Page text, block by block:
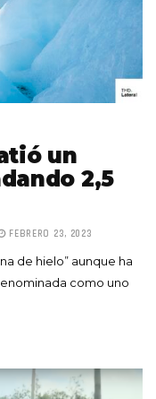
un
2,5
FEBRERO 23, 2023
de hielo” aunque ha
como uno